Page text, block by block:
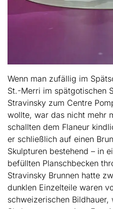
Wenn man zufällig im
St.-Merri im spätgotischen
Stravinsky zum Centre
wollte, war das nicht mehr
schallten dem Flaneur
er schließlich auf einen
Skulpturen bestehend – in
befüllten Planschbecken
Stravinsky Brunnen hatte
dunklen Einzelteile waren
schweizerischen